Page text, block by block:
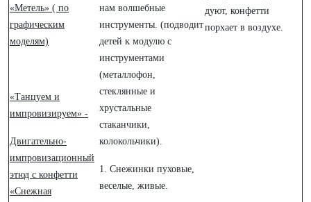
«Метель» ( по
графическим
моделям)
«Танцуем и
импровизируем» -
Двигательно-
импровизационный
этюд с конфетти
«Снежная
нам волшебные
инструменты. (подводит
детей к модулю с
инструментами
(металлофон,
стеклянные и
хрустальные
стаканчики,
колокольчики).
1. Снежинки пуховые,
веселые, живые.
дуют, конфетти
порхает в воздухе.